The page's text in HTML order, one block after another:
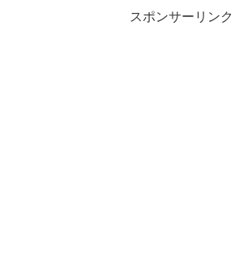
スポンサーリンク